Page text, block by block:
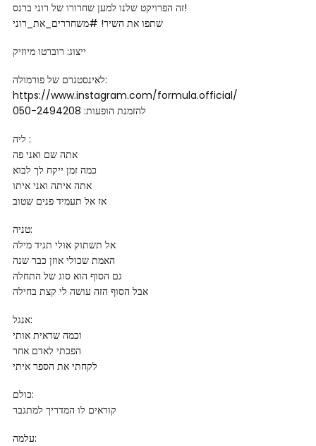
זה הפרויקט שלנו למען שחרורו של רוני ברנס!
שתפו את השיר! #משחררים_את_רוני
ייצוג: רוברטו מיוזיק
לאינסטגרם של פורמולה:
https://www.instagram.com/formula.official/
להזמנת הופעות: 050-2494208
ליה :
אתה שם ואני פה
כמה זמן ייקח לך לבוא
אתה איתה ואני איתו
אז אל תעמיד פנים שטוב
טניה:
אל תשתוק אולי תגיד מילה
האמת שכולי אוזן כבר שנה
גם הסוף הוא סוג של התחלה
אבל הסוף הזה עושה לי קצת בחילה
אנגל:
וכמה שראית אותי
הפכתי לאדם אחר
לקחתי את הספר איתי
כולם:
קוראים לו המדריך למתגבר
עלמה: